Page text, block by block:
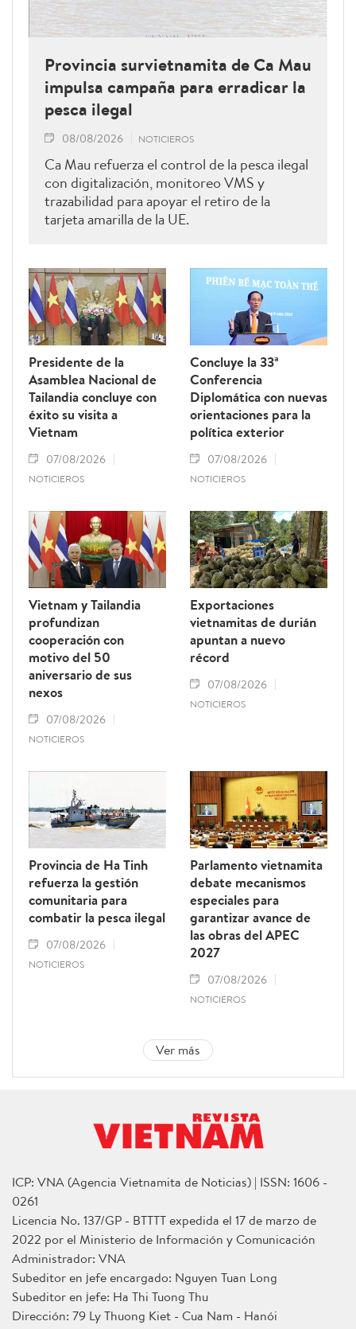
Provincia survietnamita de Ca Mau
impulsa campaña para erradicar la
pesca ilegal
08/08/2026 NOTICIEROS
Ca Mau refuerza el control de la pesca ilegal
con digitalización, monitoreo VMS y
trazabilidad para apoyar el retiro de la
tarjeta amarilla de la UE.
Presidente de la
Asamblea Nacional de
Tailandia concluye con
éxito su visita a
Vietnam
07/08/2026
NOTICIEROS
Concluye la 33ª
Conferencia
Diplomática con nuevas
orientaciones para la
política exterior
07/08/2026
NOTICIEROS
Vietnam y Tailandia
profundizan
cooperación con
motivo del 50
aniversario de sus
nexos
07/08/2026
NOTICIEROS
Exportaciones
vietnamitas de durián
apuntan a nuevo
récord
07/08/2026
NOTICIEROS
Provincia de Ha Tinh
refuerza la gestión
comunitaria para
combatir la pesca ilegal
07/08/2026
NOTICIEROS
Parlamento vietnamita
debate mecanismos
especiales para
garantizar avance de
las obras del APEC
2027
07/08/2026
NOTICIEROS
Ver más
ICP: VNA (Agencia Vietnamita de Noticias) | ISSN: 1606 -
0261
Licencia No. 137/GP - BTTTT expedida el 17 de marzo de
2022 por el Ministerio de Información y Comunicación
Administrador: VNA
Subeditor en jefe encargado: Nguyen Tuan Long
Subeditor en jefe: Ha Thi Tuong Thu
Dirección: 79 Ly Thuong Kiet - Cua Nam - Hanói